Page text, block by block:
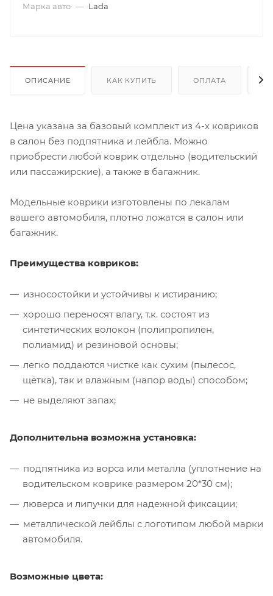
Марка авто — Lada
ОПИСАНИЕ КАК КУПИТЬ ОПЛАТА
Цена указана за базовый комплект из 4-х ковриков
в салон без подпятника и лейбла. Можно
приобрести любой коврик отдельно (водительский
или пассажирские), а также в багажник.
Модельные коврики изготовлены по лекалам
вашего автомобиля, плотно ложатся в салон или
багажник.
Преимущества ковриков:
износостойки и устойчивы к истиранию;
хорошо переносят влагу, т.к. состоят из
синтетических волокон (полипропилен,
полиамид) и резиновой основы;
легко поддаются чистке как сухим (пылесос,
щётка), так и влажным (напор воды) способом;
не выделяют запах;
Дополнительна возможна установка:
подпятника из ворса или металла (уплотнение на
водительском коврике размером 20*30 см);
люверса и липучки для надежной фиксации;
металлической лейблы с логотипом любой марки
автомобиля.
Возможные цвета: